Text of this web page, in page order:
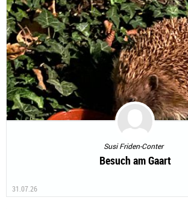
Susi Friden-Conter
Besuch am Gaart
31.07.26